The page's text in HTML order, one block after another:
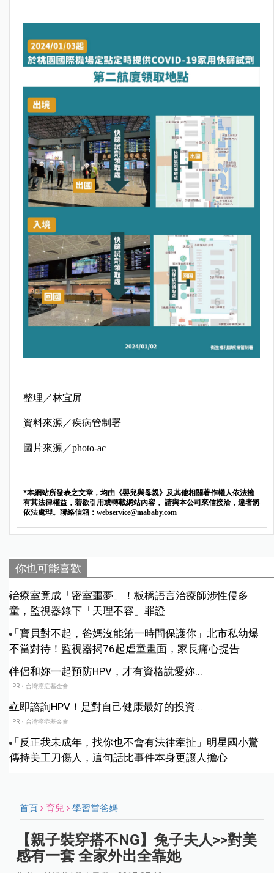
整理／林宜屏
資料來源／疾病管制署
圖片來源／photo-ac
*本網站所發表之文章，均由《嬰兒與母親》及其他相關著作權人依法擁
有其法律權益，若欲引用或轉載網站內容， 請與本公司來信接洽，違者將
依法處理。聯絡信箱： webservice@mababy.com
你也可能喜歡
治療室竟成「密室噩夢」！板橋語言治療師涉性侵多
童，監視器錄下「天理不容」罪證
「寶貝對不起，爸媽沒能第一時間保護你」北市私幼爆
不當對待！監視器揭76起虐童畫面，家長痛心提告
伴侶和妳一起預防HPV，才有資格說愛妳...
PR・台灣癌症基金會
立即諮詢HPV！是對自己健康最好的投資...
PR・台灣癌症基金會
「反正我未成年，找你也不會有法律牽扯」明星國小驚
傳持美工刀傷人，這句話比事件本身更讓人擔心
首頁 育兒 學習當爸媽
【親子裝穿搭不NG】兔子夫人>>對美
感有一套 全家外出全靠她